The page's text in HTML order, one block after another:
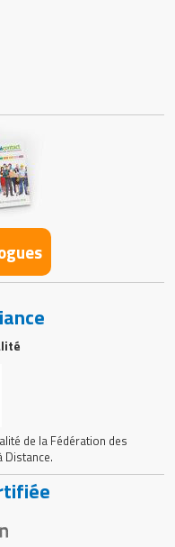
de la Fédération des
Distance.